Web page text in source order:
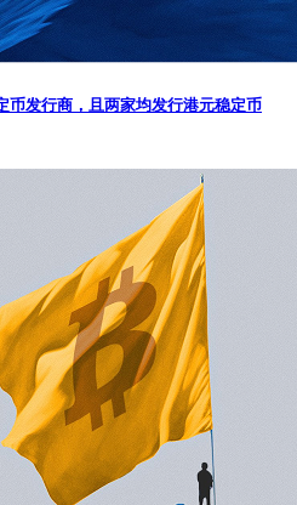
币发行商，且两家均发行港元稳定币